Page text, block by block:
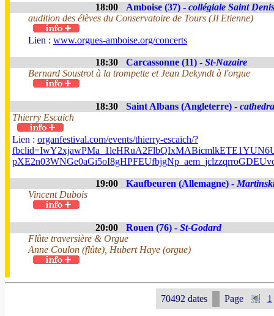
18:00 Amboise (37) - collégiale Saint Denis
audition des élèves du Conservatoire de Tours (Jl Etienne)
Lien : www.orgues-amboise.org/concerts
18:30 Carcassonne (11) - St-Nazaire
Bernard Soustrot à la trompette et Jean Dekyndt à l'orgue
18:30 Saint Albans (Angleterre) -
Thierry Escaich
Lien : organfestival.com/events/thierry-escaich/?
19:00 Kaufbeuren (Allemagne) -
Vincent Dubois
20:00 Rouen (76) - St-Godard
Flûte traversière & Orgue
Anne Coulon (flûte), Hubert Haye (orgue)
70492 dates Page 1